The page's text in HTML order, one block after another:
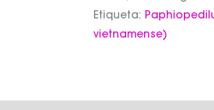
Etiqueta:
vietnamense)